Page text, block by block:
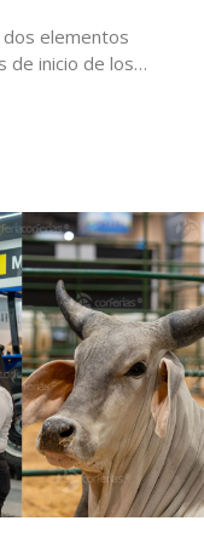
dos elementos
de inicio de los…